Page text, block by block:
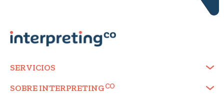
SERVICIOS
SOBRE INTERPRETING